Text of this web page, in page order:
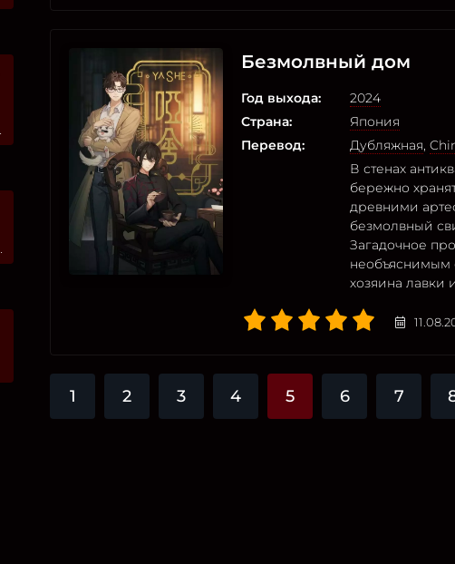
Безмолвный дом
Год выхода:
2024
Страна:
Япония
Перевод:
Дубляжная,
В стенах
бережно
древними
безмолвный
Загадочное
необъяснимым
хозяина лавки и
1 2 3 4 5 6 7